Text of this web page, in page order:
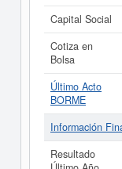
Capital Social
Cotiza en
Bolsa
Último Acto
BORME
Información
Resultado